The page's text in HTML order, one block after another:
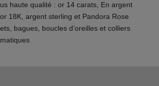
haute qualité : or 14 carats, En argent
18K, argent sterling et Pandora Rose
bagues, boucles d’oreilles et colliers